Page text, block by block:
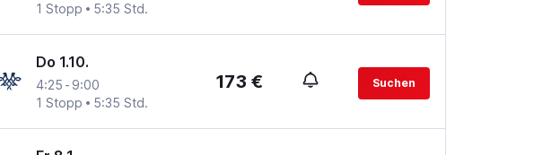
1 Stopp
5:35 Std.
Do 1.10.
4:25 - 9:00
1 Stopp
5:35 Std.
173 € Suchen